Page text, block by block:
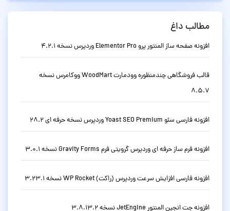
مطالب داغ
افزونه صفحه ساز المنتور پرو Elementor Pro وردپرس نسخه 4.2.1
قالب فروشگاهی چندمنظوره وودمارت WoodMart ووکامرس نسخه
8.5.7
افزونه فارسی سئو Yoast SEO Premium وردپرس نسخه حرفه ای 28.2
افزونه فرم ساز حرفه ای وردپرس گرویتی فرم Gravity Forms نسخه 3.0.1
افزونه فارسی افزایش سرعت وردپرس (راکت) WP Rocket نسخه 3.23.1
افزونه جت انجین المنتور JetEngine نسخه 3.8.13.2